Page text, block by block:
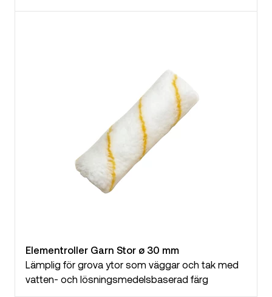
Elementroller Garn Stor ø 30 mm
Lämplig för grova ytor som väggar och tak med
vatten- och lösningsmedelsbaserad färg